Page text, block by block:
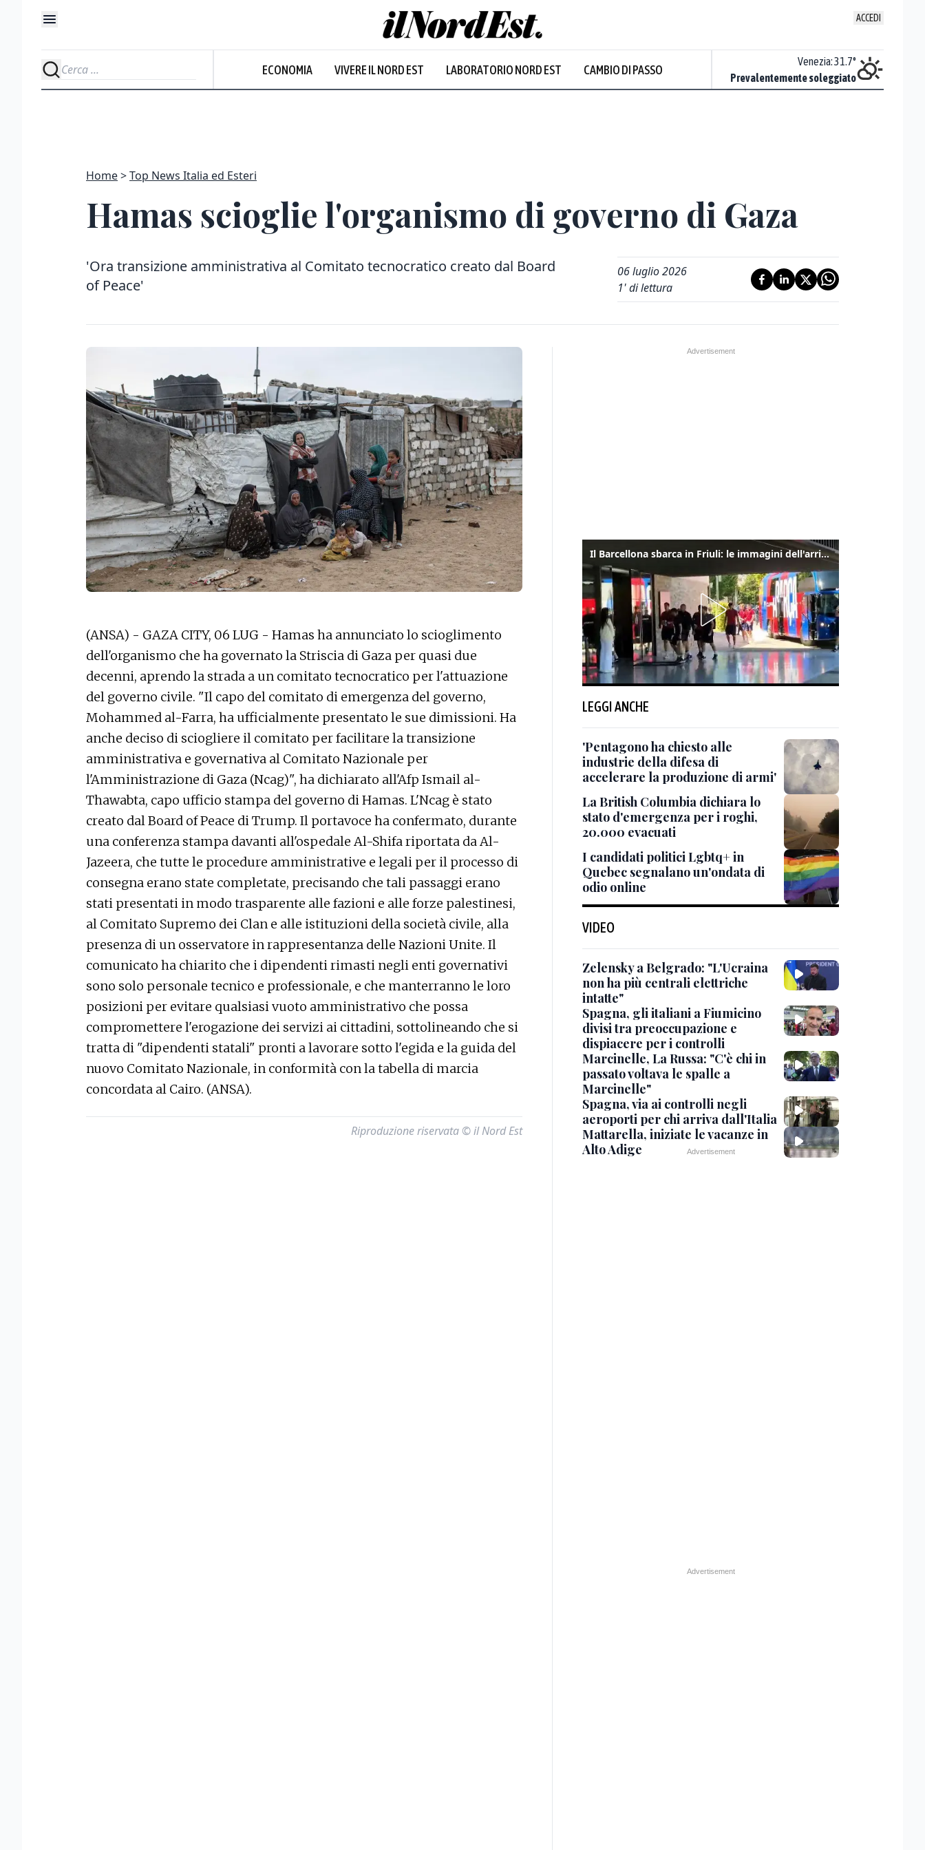
ACCEDI
ECONOMIA VIVERE IL NORD EST LABORATORIO NORD EST CAMBIO DI PASSO
Sereno
Venezia:31.7°
Prevalentemente soleggiato
Home Top News Italia ed Esteri
Hamas scioglie l'organismo di governo di Gaza
'Ora transizione amministrativa al Comitato tecnocratico creato dal Board
of Peace'
06 luglio 2026
1' di lettura
(ANSA) - GAZA CITY, 06 LUG - Hamas ha annunciato lo scioglimento
dell'organismo che ha governato la Striscia di Gaza per quasi due
decenni, aprendo la strada a un comitato tecnocratico per l'attuazione
del governo civile. "Il capo del comitato di emergenza del governo,
Mohammed al-Farra, ha ufficialmente presentato le sue dimissioni. Ha
anche deciso di sciogliere il comitato per facilitare la transizione
amministrativa e governativa al Comitato Nazionale per
l'Amministrazione di Gaza (Ncag)", ha dichiarato all'Afp Ismail al-
Thawabta, capo ufficio stampa del governo di Hamas. L'Ncag è stato
creato dal Board of Peace di Trump. Il portavoce ha confermato, durante
una conferenza stampa davanti all'ospedale Al-Shifa riportata da Al-
Jazeera, che tutte le procedure amministrative e legali per il processo di
consegna erano state completate, precisando che tali passaggi erano
stati presentati in modo trasparente alle fazioni e alle forze palestinesi,
al Comitato Supremo dei Clan e alle istituzioni della società civile, alla
presenza di un osservatore in rappresentanza delle Nazioni Unite. Il
comunicato ha chiarito che i dipendenti rimasti negli enti governativi
sono solo personale tecnico e professionale, e che manterranno le loro
posizioni per evitare qualsiasi vuoto amministrativo che possa
compromettere l'erogazione dei servizi ai cittadini, sottolineando che si
tratta di "dipendenti statali" pronti a lavorare sotto l'egida e la guida del
nuovo Comitato Nazionale, in conformità con la tabella di marcia
concordata al Cairo. (ANSA).
Riproduzione riservata © il Nord Est
Il Barcellona sbarca in Friuli: le immagini dell'arrivo in albergo
LEGGI ANCHE
'Pentagono ha chiesto alle
industrie della difesa di
accelerare la produzione di armi'
La British Columbia dichiara lo
stato d'emergenza per i roghi,
20.000 evacuati
I candidati politici Lgbtq+ in
Quebec segnalano un'ondata di
odio online
VIDEO
Zelensky a Belgrado: "L'Ucraina
non ha più centrali elettriche
intatte"
Spagna, gli italiani a Fiumicino
divisi tra preoccupazione e
dispiacere per i controlli
Marcinelle, La Russa: "C'è chi in
passato voltava le spalle a
Marcinelle"
Spagna, via ai controlli negli
aeroporti per chi arriva dall'Italia
Mattarella, iniziate le vacanze in
Alto Adige